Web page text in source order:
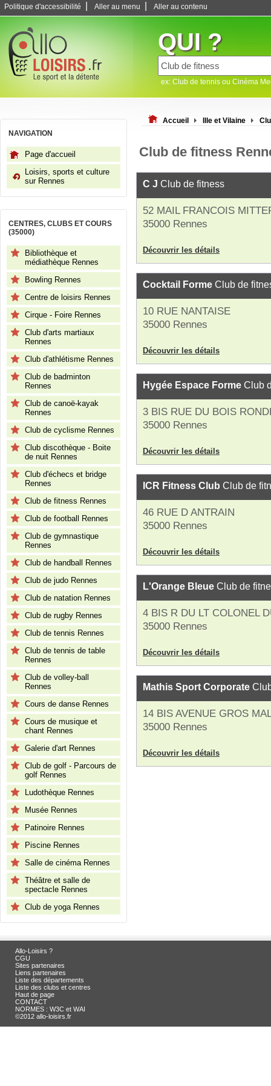
Politique d'accessibilité Aller au menu Aller au contenu
QUI ?
ex: Club de tennis ou Cinéma
NAVIGATION
Page d'accueil
Loisirs, sports et culture
sur Rennes
CENTRES, CLUBS ET COURS
(35000)
Bibliothèque et
médiathèque Rennes
Bowling Rennes
Centre de loisirs Rennes
Cirque - Foire Rennes
Club d'arts martiaux
Rennes
Club d'athlétisme Rennes
Club de badminton
Rennes
Club de canoë-kayak
Rennes
Club de cyclisme Rennes
Club discothèque - Boite
de nuit Rennes
Club d'échecs et bridge
Rennes
Club de fitness Rennes
Club de football Rennes
Club de gymnastique
Rennes
Club de handball Rennes
Club de judo Rennes
Club de natation Rennes
Club de rugby Rennes
Club de tennis Rennes
Club de tennis de table
Rennes
Club de volley-ball
Rennes
Cours de danse Rennes
Cours de musique et
chant Rennes
Galerie d'art Rennes
Club de golf - Parcours de
golf Rennes
Ludothèque Rennes
Musée Rennes
Patinoire Rennes
Piscine Rennes
Salle de cinéma Rennes
Théâtre et salle de
spectacle Rennes
Club de yoga Rennes
Accueil Ille et Vilaine
Club de fitness
C J Club de fitness
52 MAIL FRANCOIS
35000 Rennes
Découvrir les détails
Cocktail Forme Club de
10 RUE NANTAISE
35000 Rennes
Découvrir les détails
Hygée Espace Forme Club
3 BIS RUE DU BOIS
35000 Rennes
Découvrir les détails
ICR Fitness Club Club de
46 RUE D ANTRAIN
35000 Rennes
Découvrir les détails
L'Orange Bleue Club de
4 BIS R DU LT COLONEL
35000 Rennes
Découvrir les détails
Mathis Sport Corporate
14 BIS AVENUE GROS
35000 Rennes
Découvrir les détails
Allo-Loisirs ?
CGU
Sites partenaires
Liens partenaires
Liste des départements
Liste des clubs et centres
Haut de page
CONTACT
NORMES : W3C et WAI
©2012 allo-loisirs.fr